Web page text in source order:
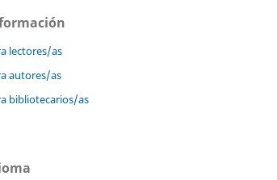
lectores/as
autores/as
bibliotecarios/as